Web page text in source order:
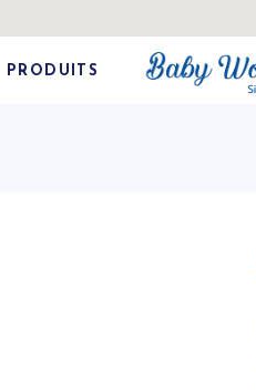
PRODUITS